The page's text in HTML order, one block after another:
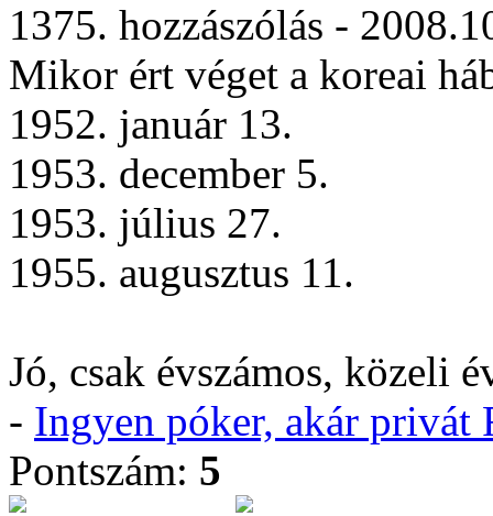
1375. hozzászólás -
Mikor ért véget a koreai
1952. január 13.
1953. december 5.
1953. július 27.
1955. augusztus 11.
Jó, csak évszámos, közeli
- Ingyen póker, akár privát
Pontszám: 5